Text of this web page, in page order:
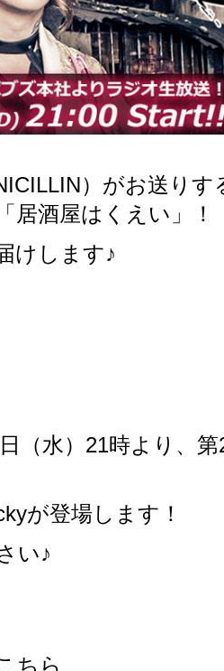
）がお送り
居酒屋はくえい」！
けします♪
（水）21時より、
が登場します！
い♪
ちら